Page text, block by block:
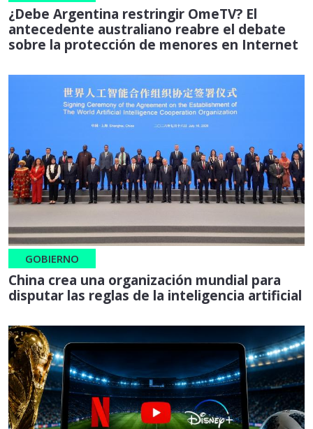
¿Debe Argentina restringir OmeTV? El
antecedente australiano reabre el debate
sobre la protección de menores en Internet
GOBIERNO
China crea una organización mundial para
disputar las reglas de la inteligencia artificial